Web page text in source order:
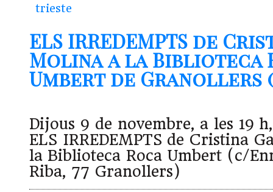
trieste
ELS IRREDEMPTS de
Molina a la Biblioteca
Umbert de Granollers
Dijous 9 de novembre, a les 19
ELS IRREDEMPTS de Cristina
la Biblioteca Roca Umbert (c/
Riba, 77 Granollers)